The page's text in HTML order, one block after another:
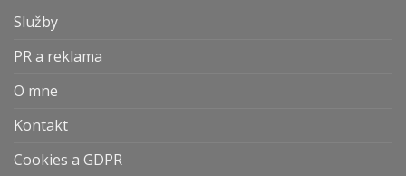
Služby
PR a reklama
O mne
Kontakt
Cookies a GDPR